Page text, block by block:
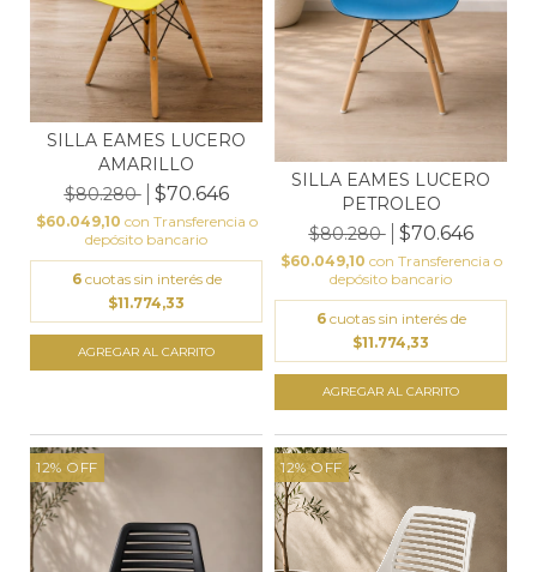
SILLA EAMES LUCERO
AMARILLO
$80.280
$70.646
$60.049,10 con Transferencia o
depósito bancario
6 cuotas sin interés de
$11.774,33
SILLA EAMES LUCERO
PETROLEO
$80.280
$70.646
$60.049,10 con Transferencia o
depósito bancario
6 cuotas sin interés de
$11.774,33
12% OFF 12% OFF